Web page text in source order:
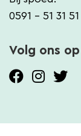
0591 - 51 31 51
Volg ons op